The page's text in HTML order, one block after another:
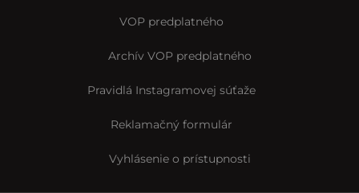
VOP predplatného
Archív VOP predplatného
Pravidlá Instagramovej súťaže
Reklamačný formulár
Vyhlásenie o prístupnosti